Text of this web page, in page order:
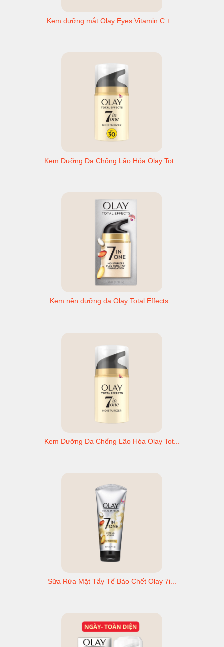
Kem dưỡng mắt Olay Eyes Vitamin C +...
Kem Dưỡng Da Chống Lão Hóa Olay Tot...
Kem nền dưỡng da Olay Total Effects...
Kem Dưỡng Da Chống Lão Hóa Olay Tot...
Sữa Rửa Mặt Tẩy Tế Bào Chết Olay 7i...